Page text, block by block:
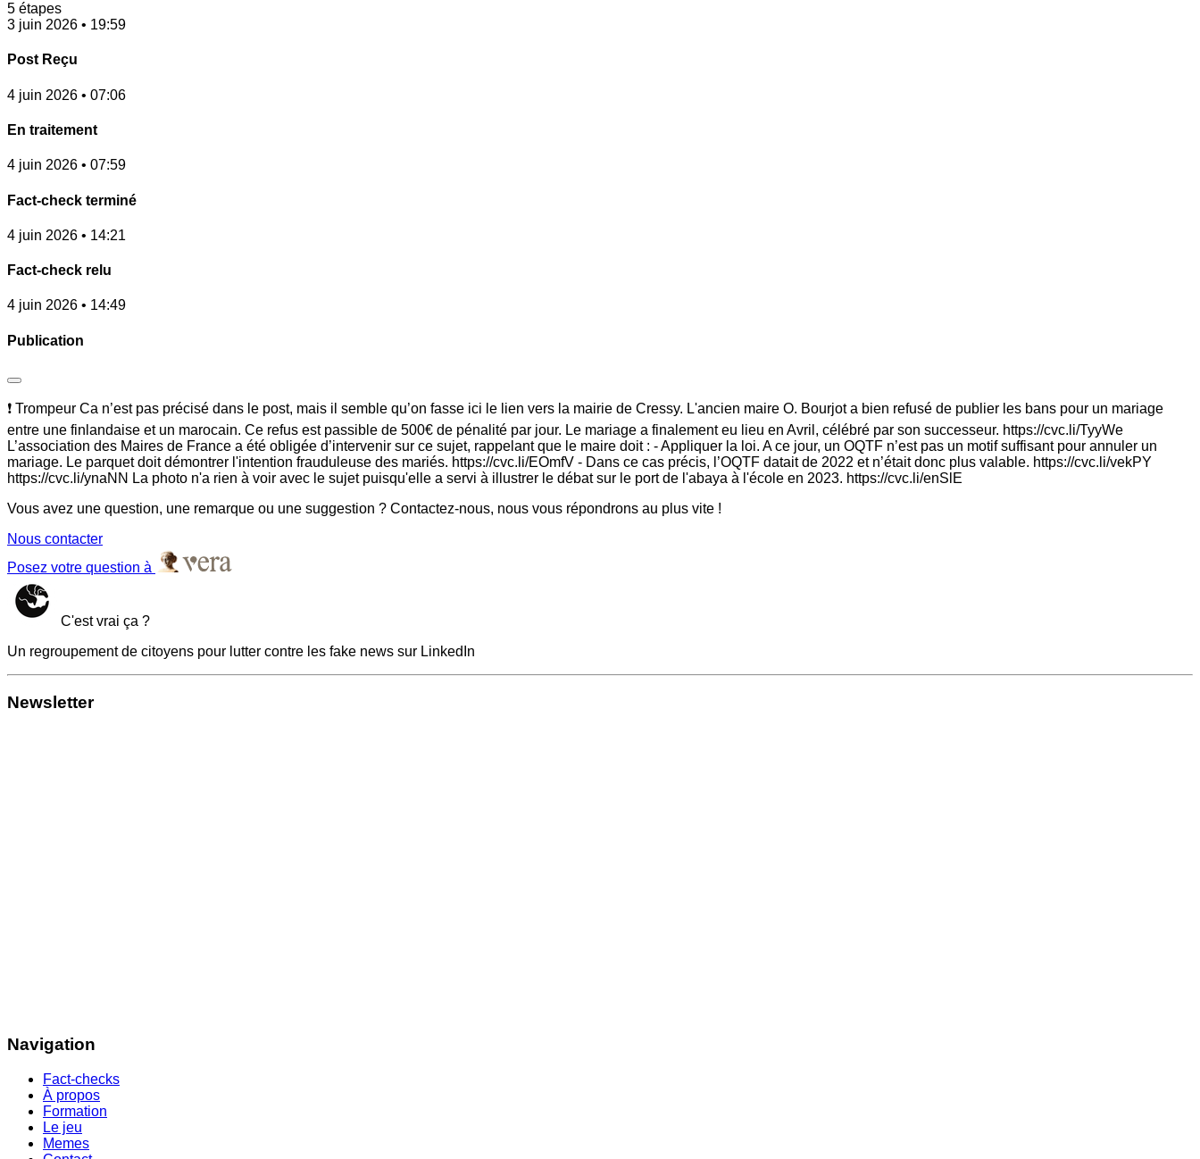
5 étapes
3 juin 2026 • 19:59
Post Reçu
4 juin 2026 • 07:06
En traitement
4 juin 2026 • 07:59
Fact-check terminé
4 juin 2026 • 14:21
Fact-check relu
4 juin 2026 • 14:49
Publication
❗ Trompeur Ca n’est pas précisé dans le post, mais il semble qu’on fasse ici le lien vers la mairie de Cressy. L'ancien maire O. Bourjot a bien refusé de publier les bans pour un mariage
entre une finlandaise et un marocain. Ce refus est passible de 500€ de pénalité par jour. Le mariage a finalement eu lieu en Avril, célébré par son successeur. https://cvc.li/TyyWe
L’association des Maires de France a été obligée d’intervenir sur ce sujet, rappelant que le maire doit : - Appliquer la loi. A ce jour, un OQTF n’est pas un motif suffisant pour annuler un
mariage. Le parquet doit démontrer l'intention frauduleuse des mariés. https://cvc.li/EOmfV - Dans ce cas précis, l’OQTF datait de 2022 et n’était donc plus valable. https://cvc.li/vekPY
https://cvc.li/ynaNN La photo n'a rien à voir avec le sujet puisqu'elle a servi à illustrer le débat sur le port de l'abaya à l'école en 2023. https://cvc.li/enSlE
Vous avez une question, une remarque ou une suggestion ? Contactez-nous, nous vous répondrons au plus vite !
Nous contacter
Posez votre question à
C'est vrai ça ?
Un regroupement de citoyens pour lutter contre les fake news sur LinkedIn
Newsletter
Navigation
Fact-checks
À propos
Formation
Le jeu
Memes